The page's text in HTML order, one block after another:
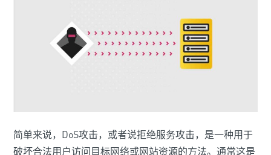
简单来说，DoS攻击，或者说拒绝服务攻击，是一种用于
破坏合法用户访问目标网络或网站资源的方法。通常这是